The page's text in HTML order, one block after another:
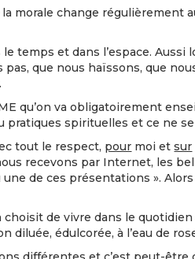
morale change régulièrement
temps et dans l’espace.
que nous haïssons, que
qu’on va obligatoirement
pratiques spirituelles et ce ne
tout le respect, pour moi etsur
recevons par Internet, les
de ces présentations ».
choisit de vivre dans le
diluée, édulcorée, à l’eau de